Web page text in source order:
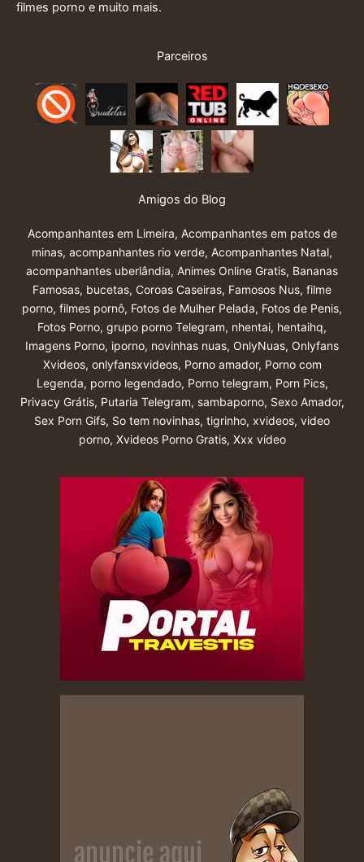
filmes porno e muito mais.
Parceiros
Amigos do Blog
Acompanhantes em Limeira, Acompanhantes em patos de
minas, acompanhantes rio verde, Acompanhantes Natal,
acompanhantes uberlândia, Animes Online Gratis, Bananas
Famosas, bucetas, Coroas Caseiras, Famosos Nus, filme
porno, filmes pornô, Fotos de Mulher Pelada, Fotos de Penis,
Fotos Porno, grupo porno Telegram, nhentai, hentaihq,
Imagens Porno, iporno, novinhas nuas, OnlyNuas, Onlyfans
Xvideos, onlyfansxvideos, Porno amador, Porno com
Legenda, porno legendado, Porno telegram, Porn Pics,
Privacy Grátis, Putaria Telegram, sambaporno, Sexo Amador,
Sex Porn Gifs, So tem novinhas, tigrinho, xvideos, video
porno, Xvideos Porno Gratis, Xxx vídeo